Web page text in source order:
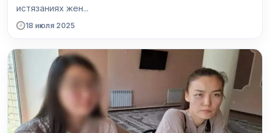
истязаниях жен...
18 июля 2025